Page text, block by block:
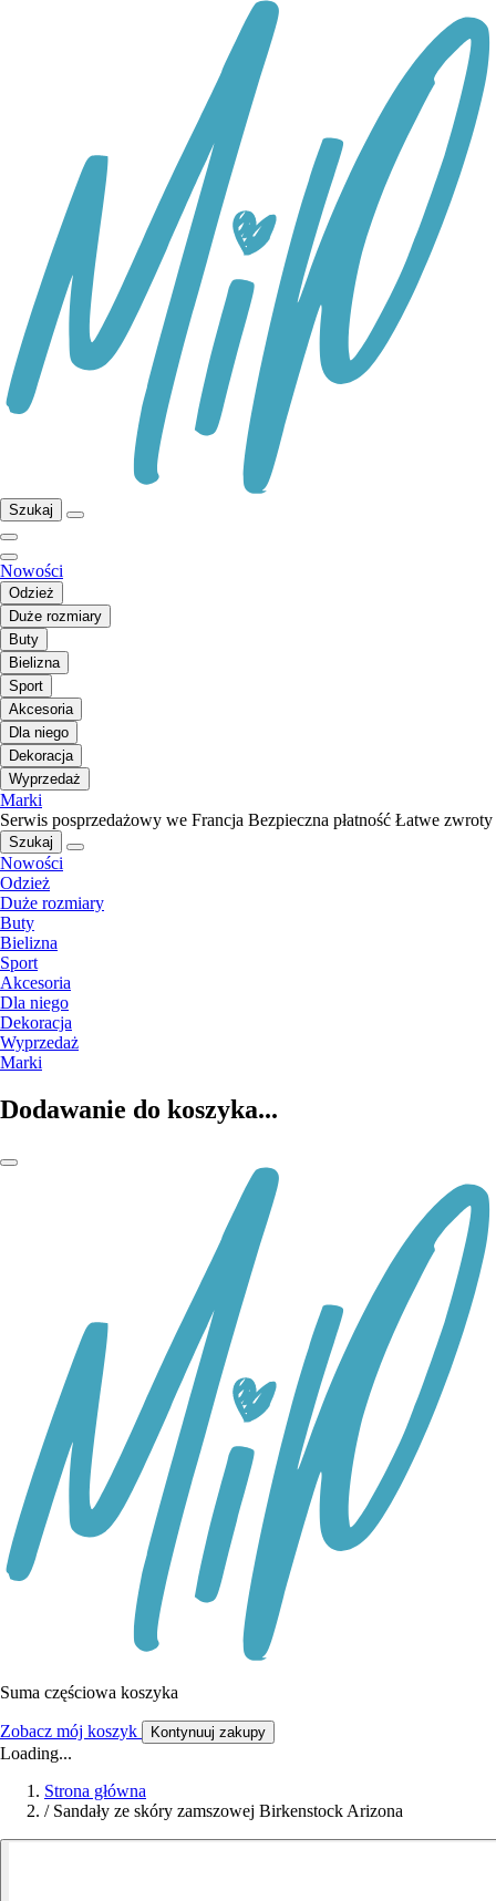
Szukaj
Nowości
Odzież
Duże rozmiary
Buty
Bielizna
Sport
Akcesoria
Dla niego
Dekoracja
Wyprzedaż
Marki
Serwis posprzedażowy we Francja Bezpieczna płatność Łatwe zwroty
Szukaj
Nowości
Odzież
Duże rozmiary
Buty
Bielizna
Sport
Akcesoria
Dla niego
Dekoracja
Wyprzedaż
Marki
Dodawanie do koszyka...
Suma częściowa koszyka
Zobacz mój koszyk Kontynuuj zakupy
Loading...
Strona główna
/ Sandały ze skóry zamszowej Birkenstock Arizona